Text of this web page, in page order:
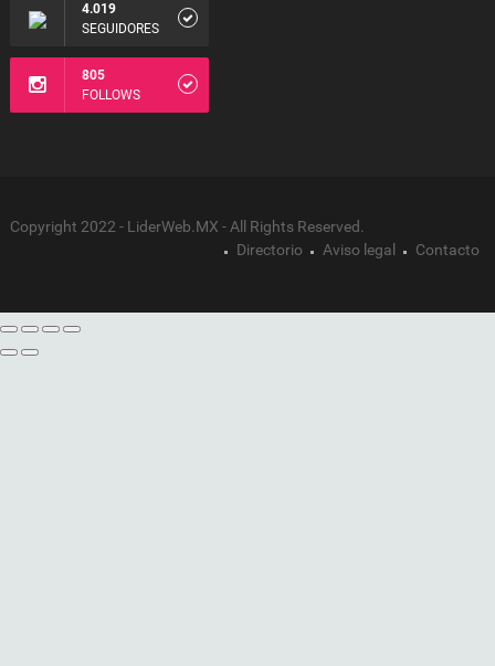
4.019
SEGUIDORES
805
FOLLOWS
Copyright 2022 - LiderWeb.MX - All Rights Reserved.
Directorio
Aviso legal Contacto